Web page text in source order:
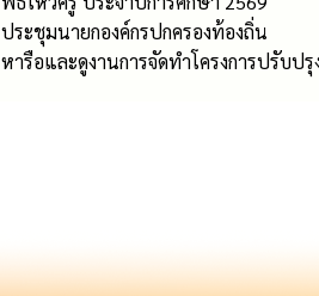
ประชุมนายกองค์กรปกครองท้องถิ่น
หารือและดูงานการจัดทำโครงการปรับป